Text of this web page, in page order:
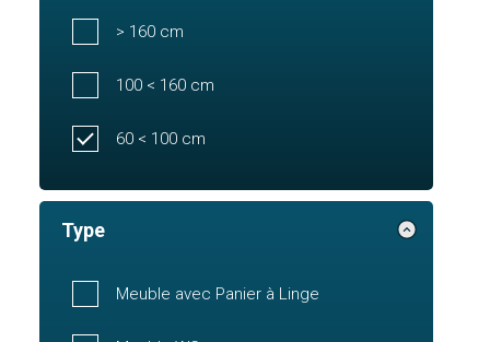
> 160 cm
100 < 160 cm
60 < 100 cm
Type
Meuble avec Panier à Linge